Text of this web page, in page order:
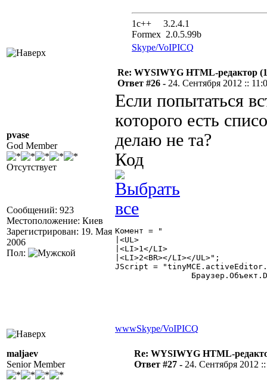
1с++ 3.2.4.1
Formex 2.0.5.99b
Skype/VoIPICQ
pvase
God Member
Отсутствует
Сообщений: 923
Местоположение: Киев
Зарегистрирован: 19. Мая
2006
Пол:
Re: WYSIWYG HTML-редактор
Ответ #26 - 24. Сентября 2012 ::
Если попытаться
которого есть
делаю не та?
Код
Комент = "
|<UL>
|<LI>1</LI>
|<LI>2<BR></LI></UL>";
JScript =
wwwSkype/VoIPICQ
maljaev
Senior Member
Re: WYSIWYG HTML-
Ответ #27 - 24. Сентября 2012